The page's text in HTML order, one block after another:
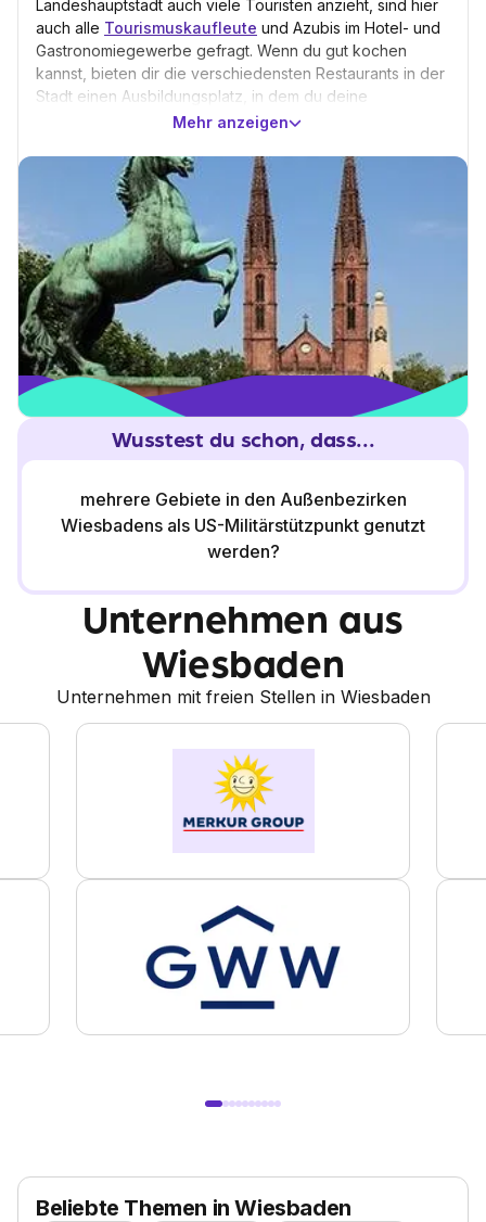
Landeshauptstadt auch viele Touristen anzieht, sind hier
auch alle Tourismuskaufleute und Azubis im Hotel- und
Gastronomiegewerbe gefragt. Wenn du gut kochen
kannst, bieten dir die verschiedensten Restaurants in der
Stadt einen Ausbildungsplatz, in dem du deine
Fähigkeiten unter Beweis stellen kannst. Wer stets auf
Worten umgehen kann, sollte in seiner Ausbildung in den
Medien durchstarten. Dafür kannst du dich beispielsweise
bei den Tageszeitungen Wiesbadener Kurier oder
Wiesbadener Tageblatt bewerben. Die zukünftigen
Bankkaufleutedieser Welt sollten ihre Bewerbung an
die Nassauische Sparkasse, kurz Naspa, schicken, die
eine der traditionsreichsten und größten Sparkassen
Deutschlands ist.
Mehr anzeigen
Wusstest du schon, dass...
mehrere Gebiete in den Außenbezirken
Wiesbadens als US-Militärstützpunkt genutzt
werden?
Unternehmen aus
Wiesbaden
Unternehmen mit freien Stellen in Wiesbaden
Beliebte Themen in Wiesbaden